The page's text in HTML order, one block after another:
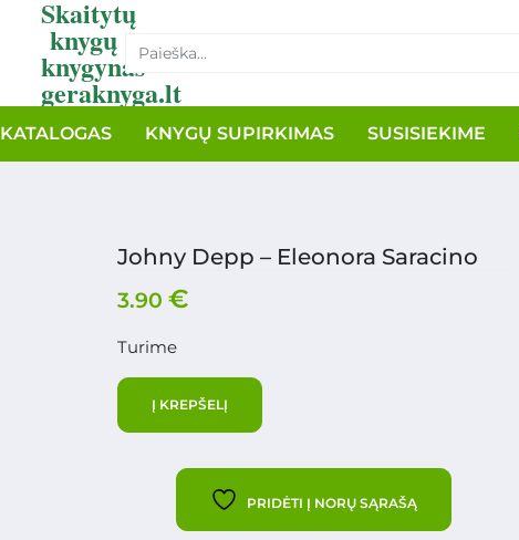
Skaitytų
knygų
knygynas
geraknyga.lt
KATALOGAS KNYGŲ SUPIRKIMAS SUSISIEKIME
Johny Depp – Eleonora Saracino
3.90 €
Turime
Į KREPŠELĮ
PRIDĖTI Į NORŲ SĄRAŠĄ